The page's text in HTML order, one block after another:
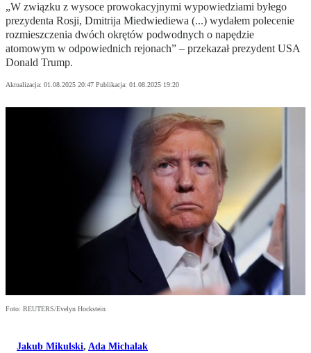
„W związku z wysoce prowokacyjnymi wypowiedziami byłego
prezydenta Rosji, Dmitrija Miedwiediewa (...) wydałem polecenie
rozmieszczenia dwóch okrętów podwodnych o napędzie
atomowym w odpowiednich rejonach” – przekazał prezydent USA
Donald Trump.
Aktualizacja: 01.08.2025 20:47 Publikacja: 01.08.2025 19:20
Foto: REUTERS/Evelyn Hockstein
Jakub Mikulski, Ada Michalak